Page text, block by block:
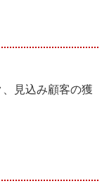
見込み顧客の獲